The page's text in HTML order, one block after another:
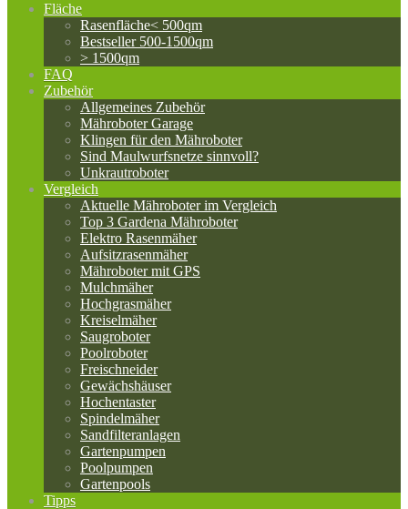
Fläche
Rasenfläche< 500qm
Bestseller 500-1500qm
> 1500qm
FAQ
Zubehör
Allgemeines Zubehör
Mähroboter Garage
Klingen für den Mähroboter
Sind Maulwurfsnetze sinnvoll?
Unkrautroboter
Vergleich
Aktuelle Mähroboter im Vergleich
Top 3 Gardena Mähroboter
Elektro Rasenmäher
Aufsitzrasenmäher
Mähroboter mit GPS
Mulchmäher
Hochgrasmäher
Kreiselmäher
Saugroboter
Poolroboter
Freischneider
Gewächshäuser
Hochentaster
Spindelmäher
Sandfilteranlagen
Gartenpumpen
Poolpumpen
Gartenpools
Tipps